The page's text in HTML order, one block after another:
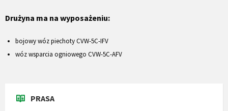
Drużyna ma na wyposażeniu:
bojowy wóz piechoty CVW-5C-IFV
wóz wsparcia ogniowego CVW-5C-AFV
PRASA